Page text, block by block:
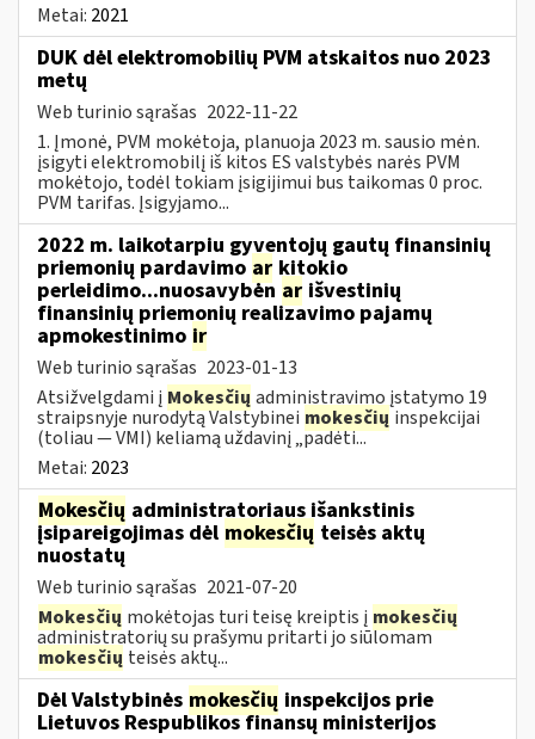
Metai: 2021
DUK dėl elektromobilių PVM atskaitos nuo 2023
metų
Web turinio sąrašas 2022-11-22
1. Įmonė, PVM mokėtoja, planuoja 2023 m. sausio mėn.
įsigyti elektromobilį iš kitos ES valstybės narės PVM
mokėtojo, todėl tokiam įsigijimui bus taikomas 0 proc.
PVM tarifas. Įsigyjamo...
2022 m. laikotarpiu gyventojų gautų finansinių
priemonių pardavimo ar kitokio
perleidimo...nuosavybėn ar išvestinių
finansinių priemonių realizavimo pajamų
apmokestinimo ir
Web turinio sąrašas 2023-01-13
Atsižvelgdami į Mokesčių administravimo įstatymo 19
straipsnyje nurodytą Valstybinei mokesčių inspekcijai
(toliau — VMI) keliamą uždavinį „padėti...
Metai: 2023
Mokesčių administratoriaus išankstinis
įsipareigojimas dėl mokesčių teisės aktų
nuostatų
Web turinio sąrašas 2021-07-20
Mokesčių mokėtojas turi teisę kreiptis į mokesčių
administratorių su prašymu pritarti jo siūlomam
mokesčių teisės aktų...
Dėl Valstybinės mokesčių inspekcijos prie
Lietuvos Respublikos finansų ministerijos